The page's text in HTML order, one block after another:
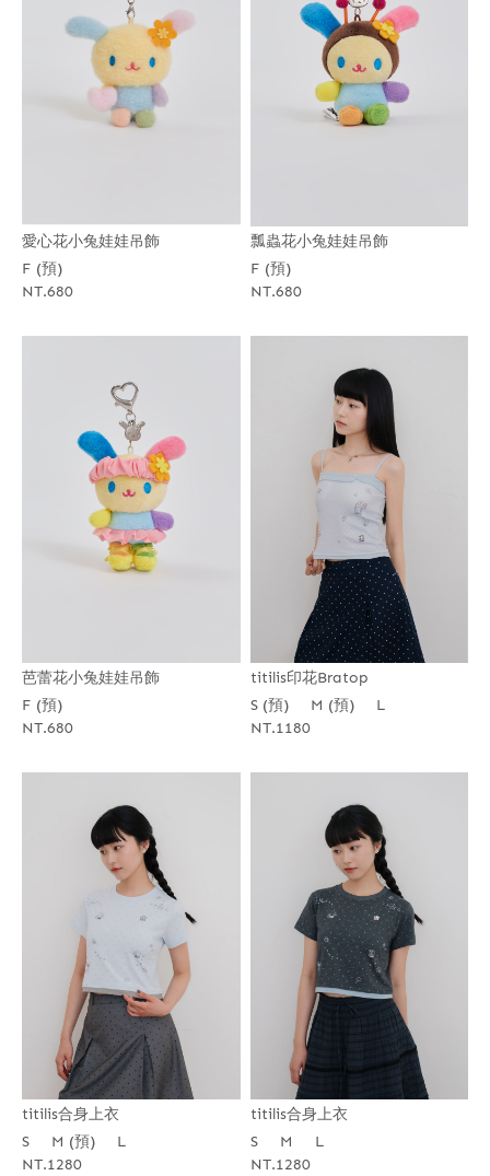
愛心花小兔娃娃吊飾
F (預)
NT.680
瓢蟲花小兔娃娃吊飾
F (預)
NT.680
芭蕾花小兔娃娃吊飾
F (預)
NT.680
titilis印花Bratop
S (預)
M (預)
L
NT.1180
titilis合身上衣
S
M (預)
L
NT.1280
titilis合身上衣
S
M
L
NT.1280